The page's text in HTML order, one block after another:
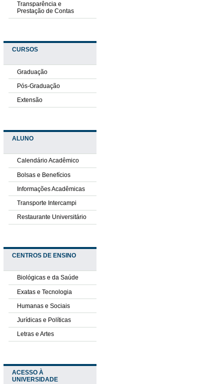
Transparência e
Prestação de Contas
CURSOS
Graduação
Pós-Graduação
Extensão
ALUNO
Calendário Acadêmico
Bolsas e Benefícios
Informações Acadêmicas
Transporte Intercampi
Restaurante Universitário
CENTROS DE ENSINO
Biológicas e da Saúde
Exatas e Tecnologia
Humanas e Sociais
Jurídicas e Políticas
Letras e Artes
ACESSO À
UNIVERSIDADE